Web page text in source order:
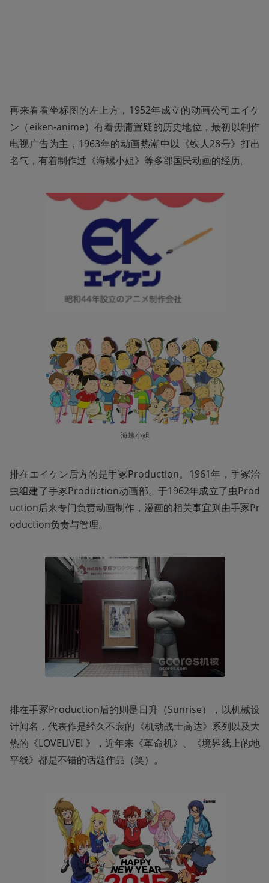
再来看看坐标图的左上方，1952年成立的动画公司エイケ
ン（eiken-anime）有着毋庸置疑的历史地位，最初以制作
电视广告为主，1963年的动画热潮中以《铁人28号》打出
名气，有着制作过《海螺小姐》等多部国民动画的经历。
海螺小姐
排在エイケン后方的是手冢Production。1961年，手冢治
虫组建了手冢Production动画部。于1962年成立了虫Prod
uction后来专门负责动画制作，漫画的相关事宜则由手冢Pr
oduction负责与管理。
排在手冢Production后的则是日升（Sunrise），以机械设
计闻名，代表作是经久不衰的《机动战士高达》系列以及大
热的《LOVELIVE! 》，近年来《革命机》、《境界线上的地
平线》都是不错的话题作品（笑）。